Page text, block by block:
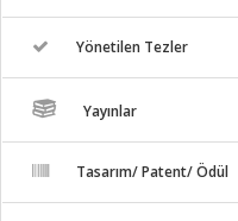
Yönetilen Tezler
Yayınlar
Tasarım/ Patent/ Ödül